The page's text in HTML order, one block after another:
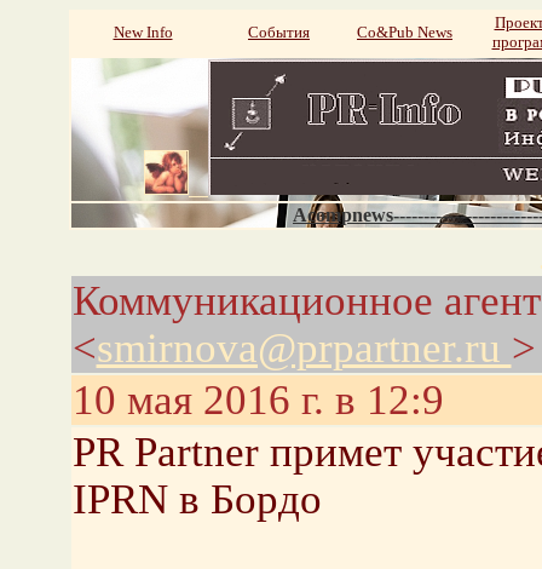
New Info События Со&Pub News
Коммуникационное
<smirnova@prpartner.ru >
10 мая 2016 г. в 12:9
PR Partner примет
IPRN в Бордо